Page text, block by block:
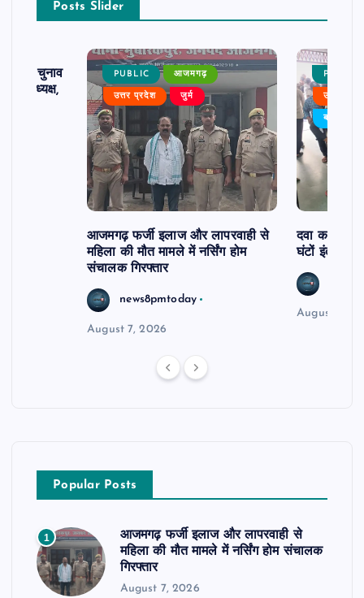
Posts Slider
का चुनाव
बने अध्यक्ष,
PUBLIC आजमगढ़
उत्तर प्रदेश जुर्म
आजमगढ़ फर्जी इलाज और लापरवाही से
महिला की मौत मामले में नर्सिंग होम
संचालक गिरफ्तार
news8pmtoday
August 7, 2026
PUBLIC
उत्तर
बड़ी खबर
दवा कक्ष में
घंटों इंतजार
August 6,
Popular Posts
1
आजमगढ़ फर्जी इलाज और लापरवाही से
महिला की मौत मामले में नर्सिंग होम संचालक
गिरफ्तार
August 7, 2026